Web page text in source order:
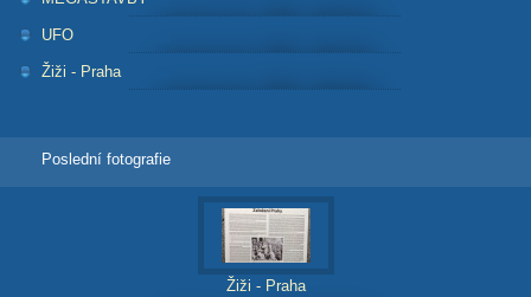
UFO
Žiži - Praha
Poslední fotografie
Žiži - Praha